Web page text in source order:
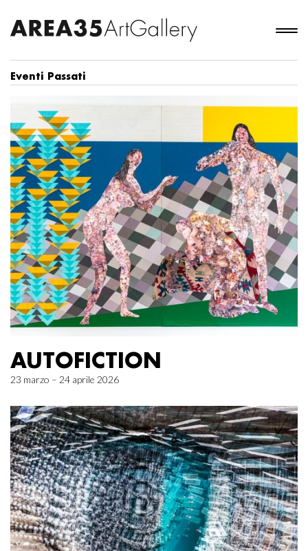
Eventi Passati
AUTOFICTION
23 marzo – 24 aprile 2026